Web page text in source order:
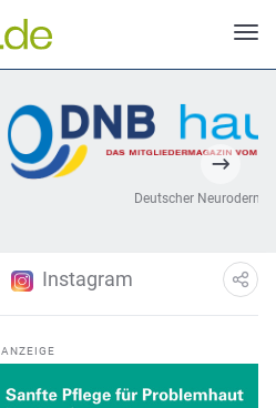
Instagram
ANZEIGE